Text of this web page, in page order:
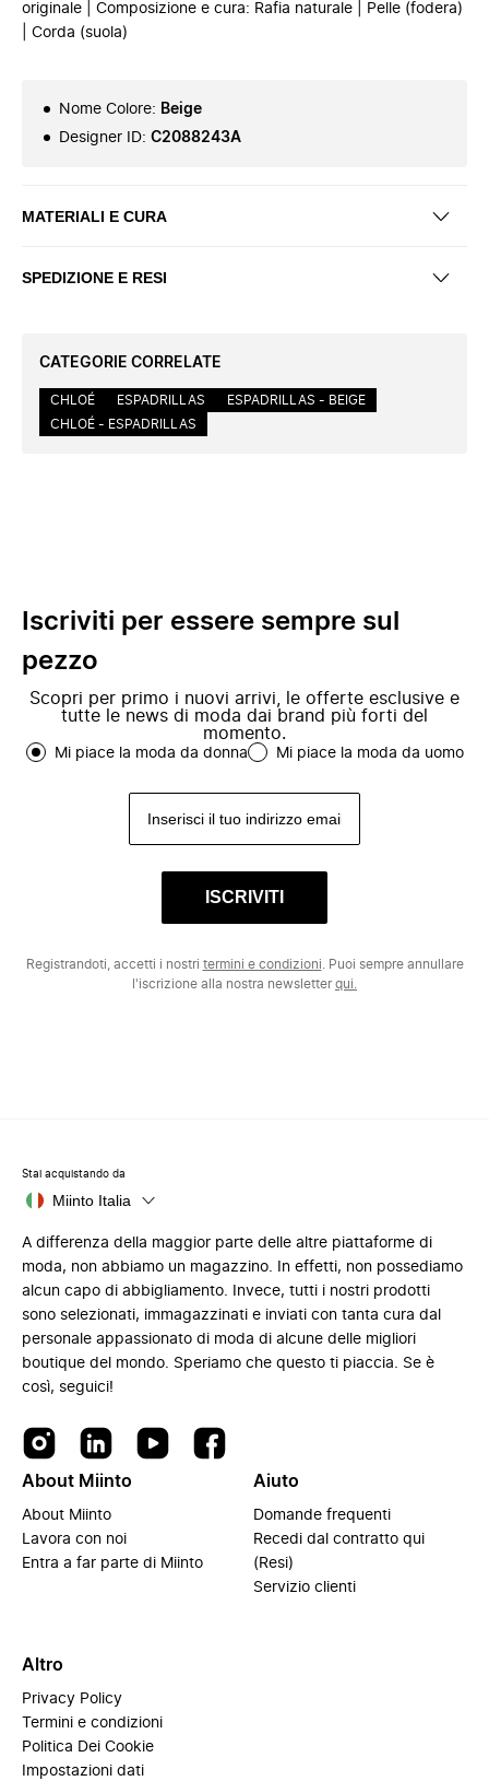
originale | Composizione e cura: Rafia naturale | Pelle (fodera)
| Corda (suola)
Nome Colore: Beige
Designer ID: C2088243A
MATERIALI E CURA
SPEDIZIONE E RESI
CATEGORIE CORRELATE
CHLOÉ ESPADRILLAS
ESPADRILLAS - BEIGE
CHLOÉ - ESPADRILLAS
Iscriviti per essere sempre sul
pezzo
Scopri per primo i nuovi arrivi, le offerte esclusive e
tutte le news di moda dai brand più forti del
momento.
Mi piace la moda da donna Mi piace la moda da uomo
ISCRIVITI
Registrandoti, accetti i nostri termini e condizioni . Puoi sempre annullare
l'iscrizione alla nostra newsletterqui.
Stai acquistando da
Miinto Italia
A differenza della maggior parte delle altre piattaforme di
moda, non abbiamo un magazzino. In effetti, non possediamo
alcun capo di abbigliamento. Invece, tutti i nostri prodotti
sono selezionati, immagazzinati e inviati con tanta cura dal
personale appassionato di moda di alcune delle migliori
boutique del mondo. Speriamo che questo ti piaccia. Se è
così, seguici!
About Miinto
About Miinto
Lavora con noi
Entra a far parte di Miinto
Aiuto
Domande frequenti
Recedi dal contratto qui
(Resi)
Servizio clienti
Altro
Privacy Policy
Termini e condizioni
Politica Dei Cookie
Impostazioni dati